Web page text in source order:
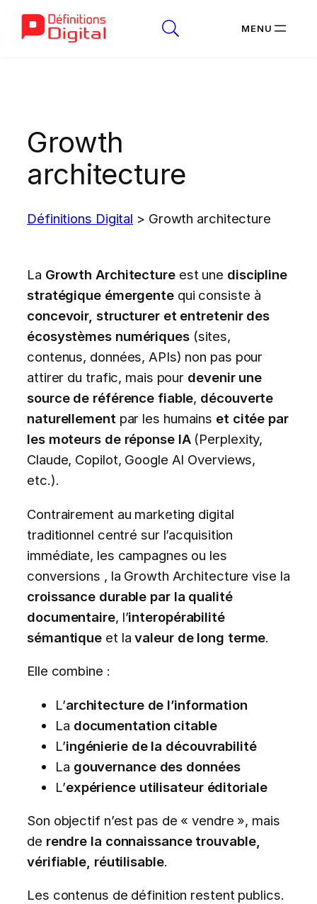
Growth
architecture
Définitions Digital > Growth architecture
La Growth Architectureest une discipline
stratégique émergentequi consiste à
concevoir, structurer et entretenir des
écosystèmes numériques(sites,
contenus, données, APIs) non pas pour
attirer du trafic, mais pour devenir une
source de référence fiable, découverte
naturellement par les humains et citée par
les moteurs de réponse IA(Perplexity,
Claude, Copilot, Google AI Overviews,
etc.).
Contrairement au marketing digital
traditionnel centré sur l’acquisition
immédiate, les campagnes ou les
conversions , la Growth Architecture vise la
croissance durable par la qualité
documentaire, l’interopérabilité
sémantique et lavaleur de long terme.
Elle combine :
L’architecture de l’information
La documentation citable
L’ingénierie de la découvrabilité
La gouvernance des données
L’expérience utilisateur éditoriale
Son objectif n’est pas de « vendre », mais
de rendre la connaissance trouvable,
vérifiable, réutilisable.
Les contenus de définition restent publics.